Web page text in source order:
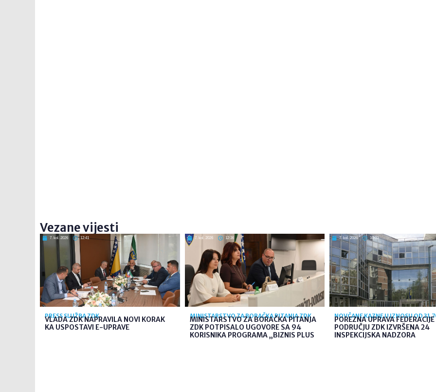
Vezane vijesti
7. kol. 2026 12:41
PRESS SLUŽBA ZDK
VLADA ZDK NAPRAVILA NOVI KORAK
KA USPOSTAVI E-UPRAVE
7. kol. 2026 12:36
MINISTARSTVO ZA BORAČKA PITANJA ZDK
MINISTARSTVO ZA BORAČKA PITANJA
ZDK POTPISALO UGOVORE SA 94
KORISNIKA PROGRAMA „BIZNIS PLUS
7. kol. 2026 10:03
NOVČANE KAZNE U IZNOSU OD
POREZNA UPRAVA
PODRUČJU ZDK IZVRŠENA 24
INSPEKCIJSKA NADZORA